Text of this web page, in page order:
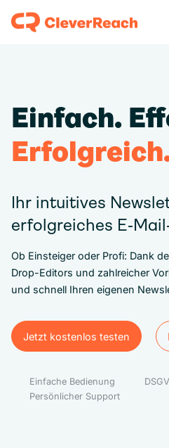
Einfach.
Ihr intuitives
erfolgreiches
Ob Einsteiger oder Profi: Dank
Drop-Editors und zahlreicher
und schnell Ihren eigenen
Jetzt kostenlos testen
Jetzt kostenlos testen
Einfache Bedienung
Persönlicher Support